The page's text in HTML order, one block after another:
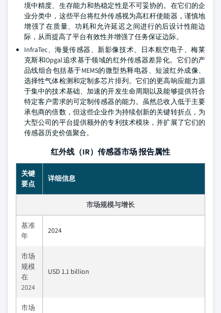
境中精度、生存能力和热稳定性是不可妥协的。在它们的企
业分类中，这些平台将红外传感视为高杠杆使能器，谨慎地
增强了在质量、功耗和允许延迟之间进行的后设计性能边
际，从而提高了平台有效性并增强了任务保证边际。
InfraTec、海曼传感器、新影像技术、日本航空电子、梅莱
克斯和Opgal追求基于领域的红外传感器差异化。它们的产
品线组合包括基于MEMS的微型热释电器、短波红外成像、
选择性气体检测和定制多芯片排列。它们的更高响应能力源
于集中的技术基础、加速的开发生命周期以及能够提供符合
特定客户需求的可定制传感器的能力。虽然总收入低于主要
承包商的倍数，但这些企业作为持续创新的关键转折点，为
大型公司的平台提供额外的专利技术模块，并扩展了它们的
传感器历史价值聚合。
红外线（IR）传感器市场 报告属性
关键
要点
详细信息
市场规模与增长
基准
年
2024
市场
规模
在
2024
USD 1.1 billion
市场